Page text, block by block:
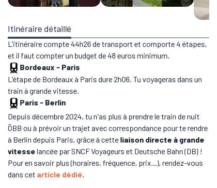
Itinéraire détaillé
L'itinéraire compte 44h26 de transport et comporte 4 étapes,
et il faut compter un budget de 48 euros minimum.
Bordeaux - Paris
L'étape de Bordeaux à Paris dure 2h06. Tu voyageras dans un
train à grande vitesse.
Paris - Berlin
Depuis décembre 2024, tu n'as plus à prendre le train de nuit
ÖBB ou à prévoir un trajet avec correspondance pour te rendre
à Berlin depuis Paris, grâce à cette liaison directe à grande
vitesse lancée par SNCF Voyageurs et Deutsche Bahn (DB) !
Pour en savoir plus (horaires, fréquence, prix...), rendez-vous
dans cet article dédié.